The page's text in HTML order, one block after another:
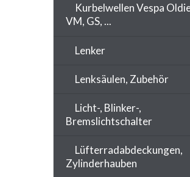
Kurbelwellen Vespa
VM, GS, ...
Lenker
Lenksäulen, Zubehör
Licht-, Blinker-,
Bremslichtschalter
Lüfterradabdeckungen,
Zylinderhauben